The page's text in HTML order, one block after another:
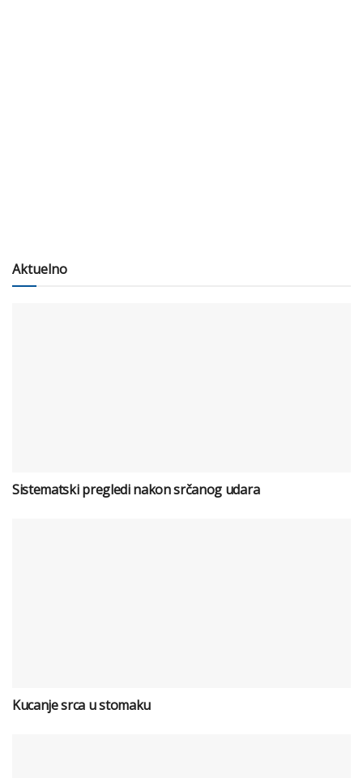
Aktuelno
Sistematski pregledi nakon srčanog udara
Kucanje srca u stomaku